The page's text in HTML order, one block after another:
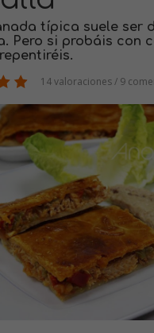
típica suele ser
Pero si probáis con
14 valoraciones / 9